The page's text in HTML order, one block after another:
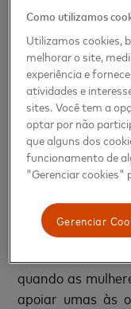
Porter, Diretor
Central América.
Para a
esta iniciativa
apoiar as
desenvolvimento
A Web3, o
entrada para a
talentos sobre
uma prioridade
quando as
apoiar umas às
Como utilizamos
Utilizamos cookies,
melhorar o site,
experiência e
atividades e
sites. Você tem a
optar por não
que alguns dos
funcionamento de
"Gerenciar cookies"
Gerenciar